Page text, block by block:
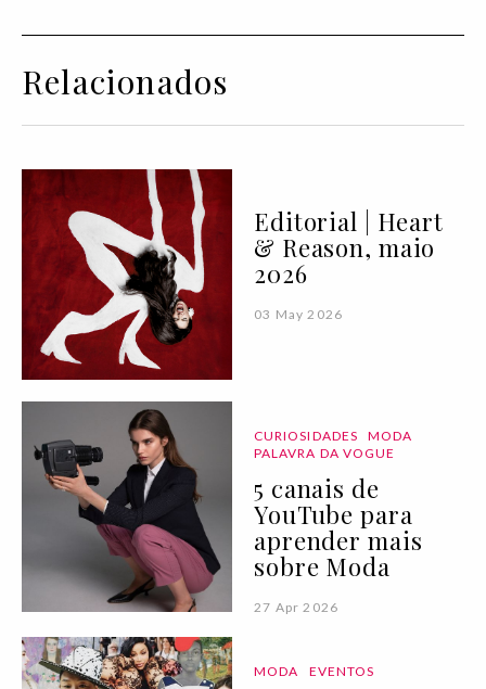
Relacionados
Editorial | Heart
& Reason, maio
2026
03 May 2026
CURIOSIDADES
MODA
PALAVRA DA VOGUE
5 canais de
YouTube para
aprender mais
sobre Moda
27 Apr 2026
MODA EVENTOS